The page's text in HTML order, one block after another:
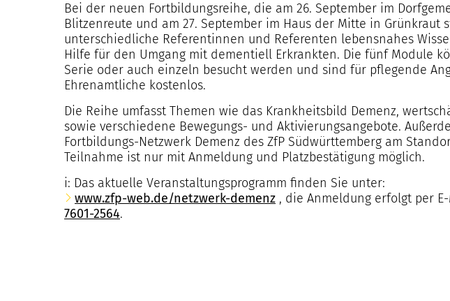
Bei der neuen Fortbildungsreihe, die am 26. September im
Blitzenreute und am 27. September im Haus der Mitte in Grünkraut
unterschiedliche Referentinnen und Referenten lebensnahes
Hilfe für den Umgang mit dementiell Erkrankten. Die fünf Module
Serie oder auch einzeln besucht werden und sind für pflegende
Ehrenamtliche kostenlos.
Die Reihe umfasst Themen wie das Krankheitsbild Demenz,
sowie verschiedene Bewegungs- und Aktivierungsangebote.
Fortbildungs-Netzwerk Demenz des ZfP Südwürttemberg am
Teilnahme ist nur mit Anmeldung und Platzbestätigung möglich.
i: Das aktuelle Veranstaltungsprogramm finden Sie unter:
www.zfp-web.de/netzwerk-demenz , die Anmeldung erfolgt per
7601-2564.